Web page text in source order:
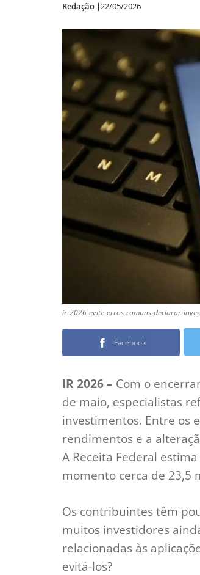
Redação |22/05/2026
ir-2026-evite-erros-comuns-declarar-
Facebook
IR 2026 – Com o
de maio, especialistas
investimentos. Entre os
rendimentos e a
A Receita Federal
momento cerca de 23,5
Os contribuintes têm
muitos investidores
relacionadas às
evitá-los?